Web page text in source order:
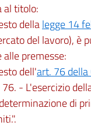
al titolo:
dellalegge 14
del lavoro), è
alle premesse:
dell'art. 76
- L'esercizio
di